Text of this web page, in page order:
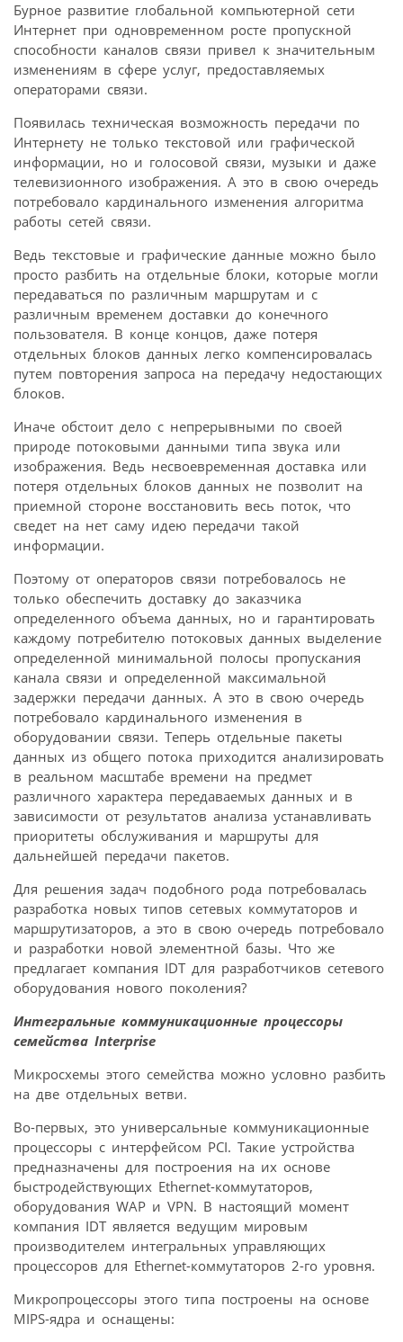
Бурное развитие глобальной компьютерной сети
Интернет при одновременном росте пропускной
способности каналов связи привел к значительным
изменениям в сфере услуг, предоставляемых
операторами связи.
Появилась техническая возможность передачи по
Интернету не только текстовой или графической
информации, но и голосовой связи, музыки и даже
телевизионного изображения. А это в свою очередь
потребовало кардинального изменения алгоритма
работы сетей связи.
Ведь текстовые и графические данные можно было
просто разбить на отдельные блоки, которые могли
передаваться по различным маршрутам и с
различным временем доставки до конечного
пользователя. В конце концов, даже потеря
отдельных блоков данных легко компенсировалась
путем повторения запроса на передачу недостающих
блоков.
Иначе обстоит дело с непрерывными по своей
природе потоковыми данными типа звука или
изображения. Ведь несвоевременная доставка или
потеря отдельных блоков данных не позволит на
приемной стороне восстановить весь поток, что
сведет на нет саму идею передачи такой
информации.
Поэтому от операторов связи потребовалось не
только обеспечить доставку до заказчика
определенного объема данных, но и гарантировать
каждому потребителю потоковых данных выделение
определенной минимальной полосы пропускания
канала связи и определенной максимальной
задержки передачи данных. А это в свою очередь
потребовало кардинального изменения в
оборудовании связи. Теперь отдельные пакеты
данных из общего потока приходится анализировать
в реальном масштабе времени на предмет
различного характера передаваемых данных и в
зависимости от результатов анализа устанавливать
приоритеты обслуживания и маршруты для
дальнейшей передачи пакетов.
Для решения задач подобного рода потребовалась
разработка новых типов сетевых коммутаторов и
маршрутизаторов, а это в свою очередь потребовало
и разработки новой элементной базы. Что же
предлагает компания IDT для разработчиков сетевого
оборудования нового поколения?
Интегральные коммуникационные процессоры
семейства Interprise
Микросхемы этого семейства можно условно разбить
на две отдельных ветви.
Во-первых, это универсальные коммуникационные
процессоры с интерфейсом PCI. Такие устройства
предназначены для построения на их основе
быстродействующих Ethernet-коммутаторов,
оборудования WAP и VPN. В настоящий момент
компания IDT является ведущим мировым
производителем интегральных управляющих
процессоров для Ethernet-коммутаторов 2-го уровня.
Микропроцессоры этого типа построены на основе
MIPS-ядра и оснащены: